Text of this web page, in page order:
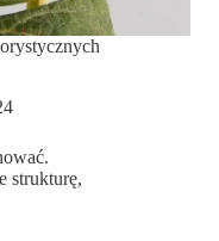
strukturę,